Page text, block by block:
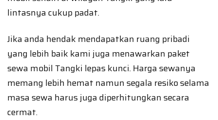
lintasnya cukup padat.
Jika anda hendak mendapatkan ruang pribadi
yang lebih baik kami juga menawarkan paket
sewa mobil Tangki lepas kunci. Harga sewanya
memang lebih hemat namun segala resiko selama
masa sewa harus juga diperhitungkan secara
cermat.